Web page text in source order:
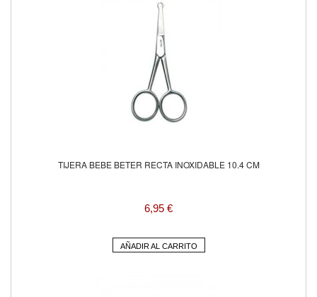
TIJERA BEBE BETER RECTA INOXIDABLE 10.4 CM
6,95 €
AÑADIR AL CARRITO